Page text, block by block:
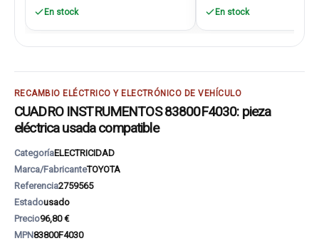
En stock En stock
RECAMBIO ELÉCTRICO Y ELECTRÓNICO DE VEHÍCULO
CUADRO INSTRUMENTOS 83800F4030: pieza
eléctrica usada compatible
CategoríaELECTRICIDAD
Marca/FabricanteTOYOTA
Referencia2759565
Estadousado
Precio96,80 €
MPN83800F4030